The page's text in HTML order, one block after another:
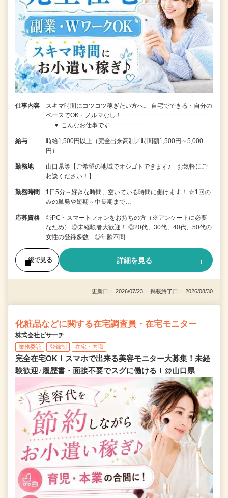
仕事内容
スキマ時間にコツコツ稼ぎたい方へ。 自宅でできる・自分の
ペースでOK・ノルマなし！ ━━━━━━━━━━━━━━
━ ▼ こんなお仕事です ━━━━━…
給与
時給1,500円以上（完全出来高制／時間額1,500円～5,000
円）
勤務地
山口県等【ご希望の地域でオシゴトできます♪ お気軽にご
相談ください！】
勤務時間
1日5分～好きな時間、空いている時間に働けます！ ☆1回の
みの単発や短期～中長期まで…
応募資格
◎PC・スマートフォンをお持ちの方（※アンケートに必要
なため） ◎未経験者大歓迎！ ◎20代、30代、40代、50代の
女性の登録多数 ◎年齢不問
後で見る 詳細を見る
更新日： 2026/07/23 掲載終了日： 2026/08/30
化粧品などに関する在宅調査員・在宅モニター
株式会社ビサーチ
業務委託 登録制 在宅・内職
完全在宅OK！スマホで出来る美容モニター大募集！未経
験歓迎♪履歴書・面接不要でスグに働ける！@山口県